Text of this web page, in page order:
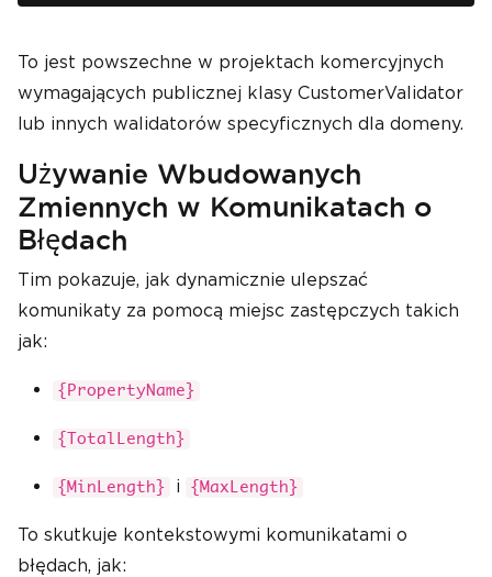
To jest powszechne w projektach komercyjnych
wymagających publicznej klasy CustomerValidator
lub innych walidatorów specyficznych dla domeny.
Używanie Wbudowanych
Zmiennych w Komunikatach o
Błędach
Tim pokazuje, jak dynamicznie ulepszać
komunikaty za pomocą miejsc zastępczych takich
jak:
{PropertyName}
{TotalLength}
{MinLength} i {MaxLength}
To skutkuje kontekstowymi komunikatami o
błędach, jak: